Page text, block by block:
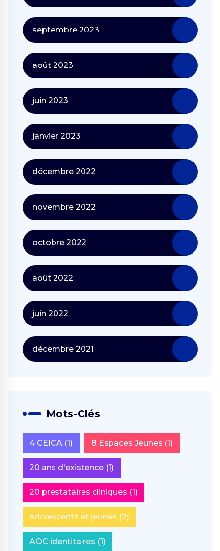
septembre 2023
août 2023
juin 2023
janvier 2023
décembre 2022
novembre 2022
octobre 2022
août 2022
juin 2022
décembre 2021
Mots-Clés
4 CEICA (1) 8 Espaces Jeunes (1)
20 ans d'existence (1)
20 prestataires cliniques (1)
adolescents et jeunes (2)
AOC identitaires (1)